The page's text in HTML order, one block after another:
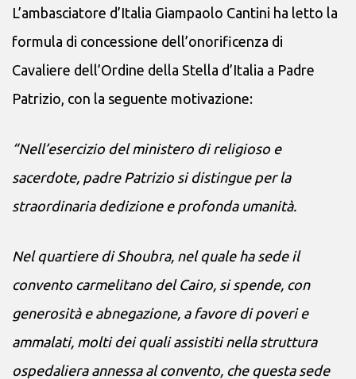
L’ambasciatore d’Italia Giampaolo Cantini ha letto la
formula di concessione dell’onorificenza di
Cavaliere dell’Ordine della Stella d’Italia a Padre
Patrizio, con la seguente motivazione:
“Nell’esercizio del ministero di religioso e
sacerdote, padre Patrizio si distingue per la
straordinaria dedizione e profonda umanità.
Nel quartiere di Shoubra, nel quale ha sede il
convento carmelitano del Cairo, si spende, con
generosità e abnegazione, a favore di poveri e
ammalati, molti dei quali assistiti nella struttura
ospedaliera annessa al convento, che questa sede